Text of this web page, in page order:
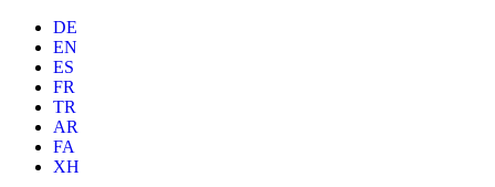
DE
EN
ES
FR
TR
AR
FA
XH